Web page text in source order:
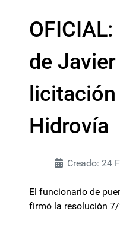
de
Hidrovía
Creado: 24
El funcionario de
firmó la resolución